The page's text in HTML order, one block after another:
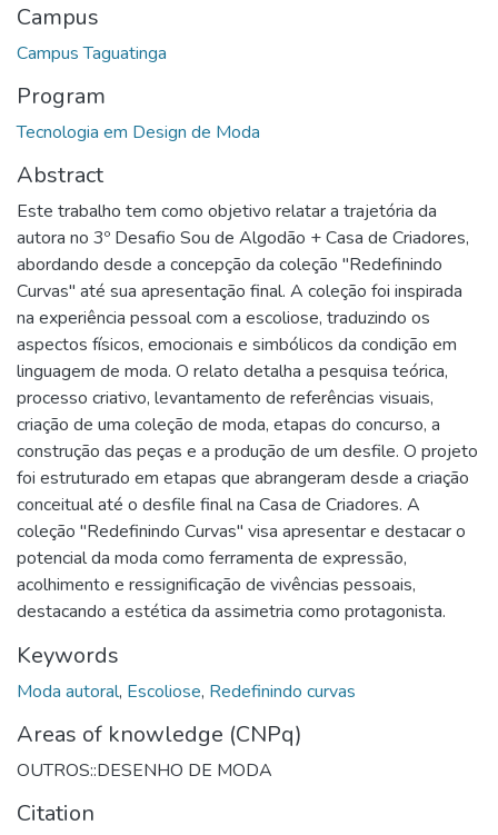
Campus
Campus Taguatinga
Program
Tecnologia em Design de Moda
Abstract
Este trabalho tem como objetivo relatar a trajetória da
autora no 3º Desafio Sou de Algodão + Casa de Criadores,
abordando desde a concepção da coleção "Redefinindo
Curvas" até sua apresentação final. A coleção foi inspirada
na experiência pessoal com a escoliose, traduzindo os
aspectos físicos, emocionais e simbólicos da condição em
linguagem de moda. O relato detalha a pesquisa teórica,
processo criativo, levantamento de referências visuais,
criação de uma coleção de moda, etapas do concurso, a
construção das peças e a produção de um desfile. O projeto
foi estruturado em etapas que abrangeram desde a criação
conceitual até o desfile final na Casa de Criadores. A
coleção "Redefinindo Curvas" visa apresentar e destacar o
potencial da moda como ferramenta de expressão,
acolhimento e ressignificação de vivências pessoais,
destacando a estética da assimetria como protagonista.
Keywords
Moda autoral, Escoliose, Redefinindo curvas
Areas of knowledge (CNPq)
OUTROS::DESENHO DE MODA
Citation